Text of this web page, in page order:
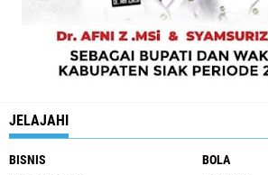
JELAJAHI
BISNIS
BOLA